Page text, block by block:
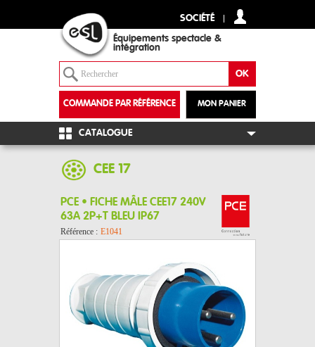
SOCIÉTÉ
Équipements spectacle &
intégration
MON PANIER
COMMANDE PAR RÉFÉRENCE
+
CATALOGUE
CEE 17
PCE • FICHE MÂLE CEE17 240V
63A 2P+T BLEU IP67
Référence : E1041